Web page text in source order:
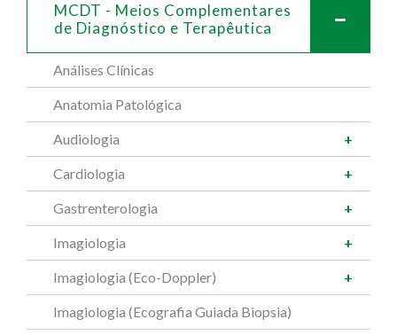
MCDT - Meios Complementares
de Diagnóstico e Terapêutica
Análises Clínicas
Anatomia Patológica
Audiologia
Cardiologia
Gastrenterologia
Imagiologia
Imagiologia (Eco-Doppler)
Imagiologia (Ecografia Guiada Biopsia)